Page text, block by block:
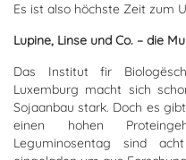
Es ist also höchste Zeit zum
Lupine, Linse und Co. – die
Das Institut fir
Luxemburg macht sich
Sojaanbau stark. Doch es
einen hohen
Leguminosentag sind